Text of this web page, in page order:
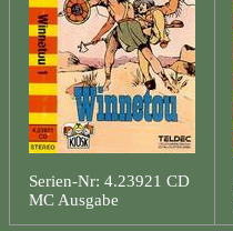
Serien-Nr: 4.23921 CD
MC Ausgabe